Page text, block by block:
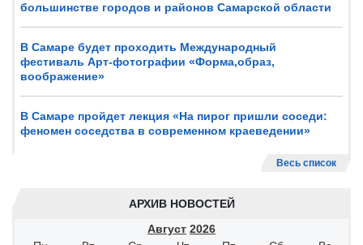
большинстве городов и районов Самарской области
В Самаре будет проходить Международный
фестиваль Арт-фотографии «Форма,образ,
воображение»
В Самаре пройдет лекция «На пирог пришли соседи:
феномен соседства в современном краеведении»
Весь список
АРХИВ НОВОСТЕЙ
Август 2026